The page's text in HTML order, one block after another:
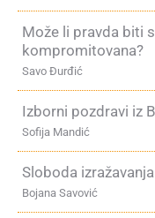
Može li pravda biti
kompromitovana?
Savo Đurđić
Izborni pozdravi iz
Sofija Mandić
Sloboda
Bojana Savović